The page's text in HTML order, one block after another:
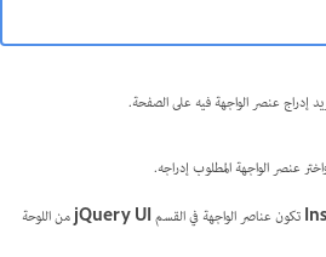
إدراج عنصر الواجهة فيه على الصفحة.
عنصر الواجهة المطلوب إدراجه.
تكون عناصر الواجهة في القسمjQuery UIمن اللوحة